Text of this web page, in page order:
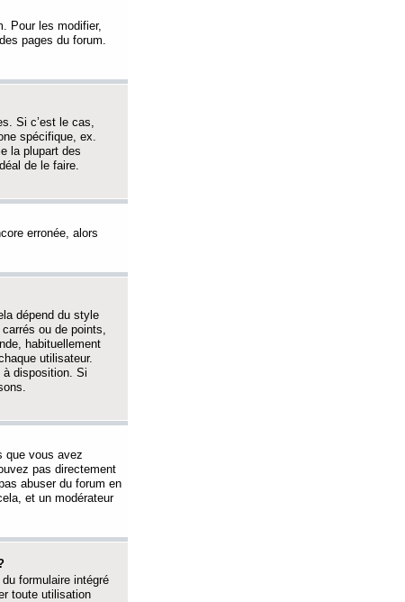
Pour les modifier,
pages du forum.
Si c’est le cas,
spécifique, ex.
la plupart des
de le faire.
erronée, alors
dépend du style
ou de points,
habituellement
utilisateur.
à disposition. Si
que vous avez
pas directement
abuser du forum en
et un modérateur
formulaire intégré
toute utilisation